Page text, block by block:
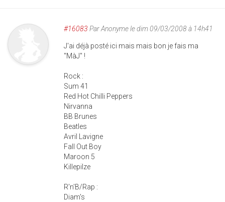
#16083 ParAnonymele dim 09/03/2008 à 14h41
J'ai déjà posté ici mais mais bon je fais ma
"MàJ" !
Rock :
Sum 41
Red Hot Chilli Peppers
Nirvanna
BB Brunes
Beatles
Avril Lavigne
Fall Out Boy
Maroon 5
Killepilze
R'n'B/Rap :
Diam's